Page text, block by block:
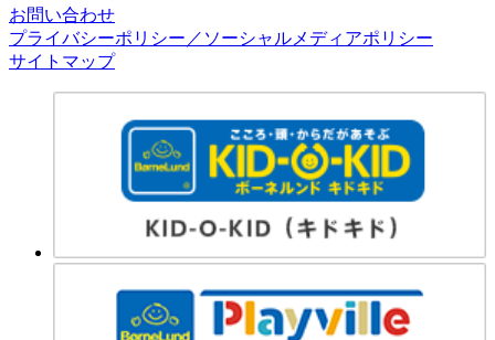
お問い合わせ
プライバシーポリシー／ソーシャルメディアポリシー
サイトマップ